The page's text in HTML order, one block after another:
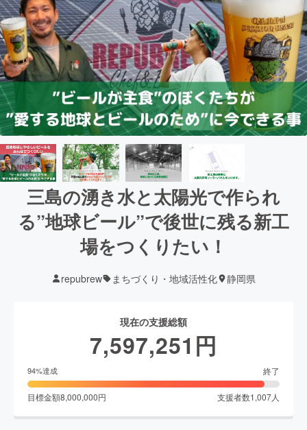
三島の湧き水と太陽光で作られ
る”地球ビール”で後世に残る新工
場をつくりたい！
repubrew まちづくり・地域活性化 静岡県
現在の支援総額
7,597,251 円
94%達成 終了
目標金額8,000,000円 支援者数1,007人